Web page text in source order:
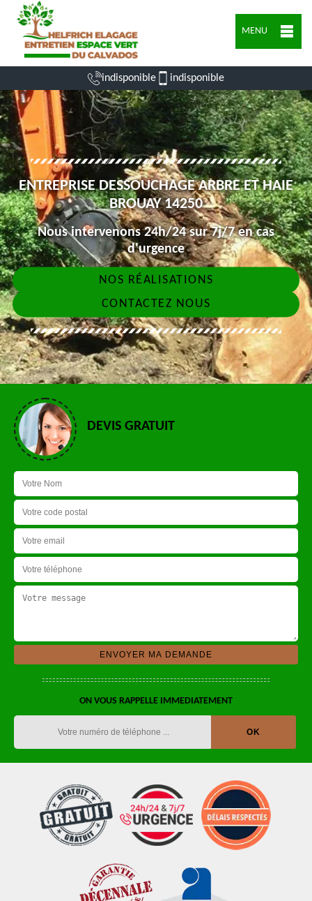
MENU
indisponible indisponible
ENTREPRISE DESSOUCHAGE ARBRE ET HAIE
BROUAY 14250
Nous intervenons 24h/24 sur 7j/7 en cas
d'urgence
NOS RÉALISATIONS
CONTACTEZ NOUS
DEVIS GRATUIT
ON VOUS RAPPELLE IMMEDIATEMENT